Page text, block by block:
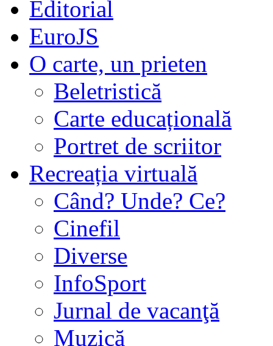
Editorial
EuroJS
O carte, un prieten
Beletristică
Carte educațională
Portret de scriitor
Recreația virtuală
Când? Unde? Ce?
Cinefil
Diverse
InfoSport
Jurnal de vacanţă
Muzică